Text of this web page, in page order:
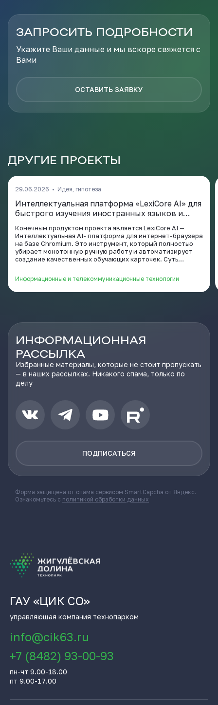
ЗАПРОСИТЬ ПОДРОБНОСТИ
Укажите Ваши данные и мы вскоре свяжется с
Вами
ОСТАВИТЬ ЗАЯВКУ
ДРУГИЕ ПРОЕКТЫ
29.06.2026 • Идея, гипотеза
Интеллектуальная платформа «LexiCore AI» для
быстрого изучения иностранных языков и
Конечным продуктом проекта является LexiCore AI —
Интеллектуальная AI- платформа для интернет-браузера
на базе Chromium. Это инструмент, который полностью
убирает монотонную ручную работу и автоматизирует
создание качественных обучающих карточек. Суть
приложения интервального повторения Anki. Вместо того
чтобы тратить по 5 минут на ручное оформление одного
которой он наткнулся но новое слово или термин.
Информационные и телекоммуникационные технологии
ИНФОРМАЦИОННАЯ
РАССЫЛКА
Избранные материалы, которые не стоит пропускать
— в наших рассылках. Никакого спама, только по
делу
ПОДПИСАТЬСЯ
Форма защищена от спама сервисом SmartCapcha от Яндекс.
Ознакомьтесь с политикой обработки данных
ГАУ «ЦИК СО»
управляющая компания технопарком
info@cik63.ru
+7 (8482) 93-00-93
пн-чт 9.00-18.00
пт 9.00-17.00